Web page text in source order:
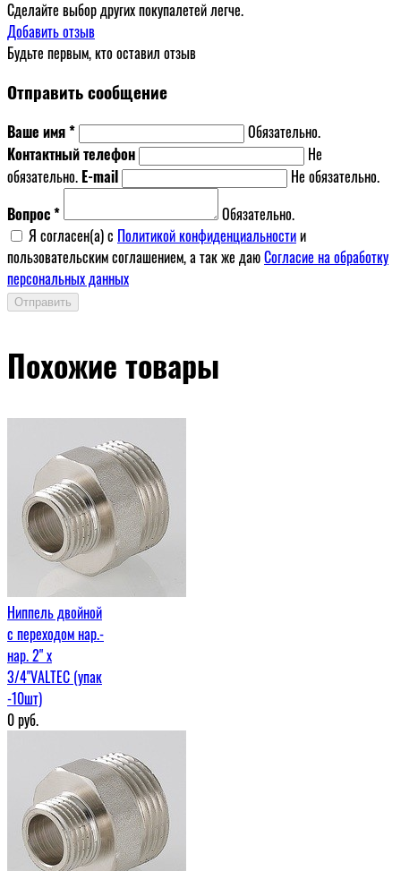
Сделайте выбор других покупалетей легче.
Добавить отзыв
Будьте первым, кто оставил отзыв
Отправить сообщение
Ваше имя *
Обязательно.
Контактный телефон
Не
обязательно. E-mail
Не обязательно.
Вопрос *
Обязательно.
Я согласен(a) с Политикой конфиденциальностии
пользовательским соглашением, а так же даюСогласие на обработку
персональных данных
Отправить
Похожие товары
Ниппель двойной
с переходом нар.-
нар. 2" х
3/4"VALTEC (упак
-10шт)
0руб.